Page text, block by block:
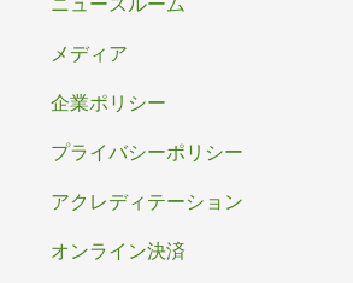
タ
ー
メディア
企業ポリシー
プライバシーポリシー
アクレディテーション
オンライン決済